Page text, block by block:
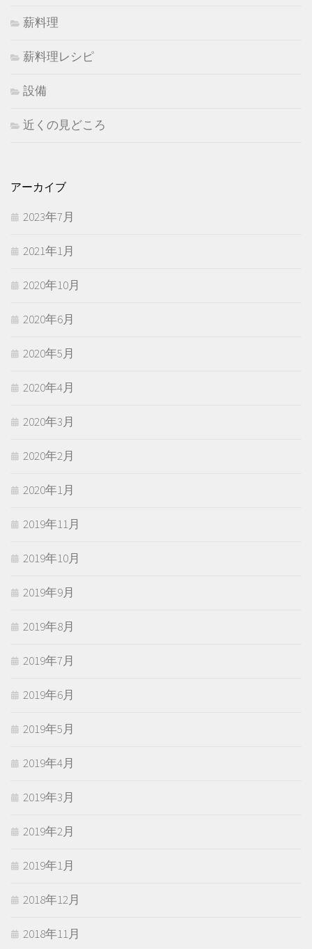
薪料理
薪料理レシピ
設備
近くの見どころ
アーカイブ
2023年7月
2021年1月
2020年10月
2020年6月
2020年5月
2020年4月
2020年3月
2020年2月
2020年1月
2019年11月
2019年10月
2019年9月
2019年8月
2019年7月
2019年6月
2019年5月
2019年4月
2019年3月
2019年2月
2019年1月
2018年12月
2018年11月